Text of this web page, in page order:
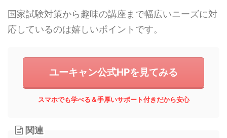
国家試験対策から趣味の講座まで幅広いニーズに対
応しているのは嬉しいポイントです。
ユーキャン公式HPを見てみる
スマホでも学べる＆手厚いサポート付きだから安心
関連